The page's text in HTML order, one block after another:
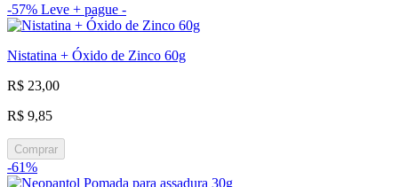
-57% Leve + pague -
Nistatina + Óxido de Zinco 60g
R$ 23,00
R$ 9,85
Comprar
-61%